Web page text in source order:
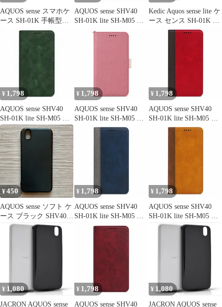
AQUOS sense スマホケ
ース SH-01K 手帳型
SHV40 ケース sense lite
SH-M05 702SH アクオ
ス センス アンドロイド
ワン s3 カバーJaorty 内
蔵マグネット カードポ
ケット スタンド機...(サ
イズ: 03-A
AQUOS sense SHV40
SH-01K lite SH-M05 ケ
ース カバー 手帳型 ツ
ートン SH-01Kケース
ケース SHV40カバー
Kedic Aquos sense lite ケ
ース センス SH-01K ケ
ース 手帳型 防塵 耐衝
撃TPU素材 シャープ ア
01K ケース AQUOS
布型 0
¥ 1,798
AQUOS sense SHV40
SH-01K lite SH-M05 ケ
ース カバー 手帳型 ベ
ルトなし SH-01Kケー
ス SH-01Kカバー
SHV40ケース SHV40カ
バー "q-3m-21
¥ 1,798
AQUOS sense SHV40
SH-01K lite SH-M05 ケ
ース カバー 手帳型 ツ
¥ 1,798
AQUOS sense SHV40
SH-01K lite SH-M05 ケ
ース カバー 手帳型 ツ
ートン SH-01Kケース
SH-01Kカバー SHV40
ケース SHV40カバー
¥450
AQUOS sense ソフト ケ
ース ブラック SHV40
UQmobile SH-01K SH-
¥ 1,798
AQUOS sense SHV40
SH-01K lite SH-M05 ケ
ース カバー 手帳型 ツ
ートン SH-01Kケース
SH-01Kカバー SHV40
ケース SHV40カバー
¥ 1,798
AQUOS sense SHV40
SH-01K lite SH-M05 ケ
ース カバー 手帳型 ツ
ートン SH-01Kケース
SH-01Kカバー SHV40
¥ 1,080
JACRON AQUOS sense
¥ 1,798
AQUOS sense SHV40
¥ 1,080
JACRON AQUOS sense